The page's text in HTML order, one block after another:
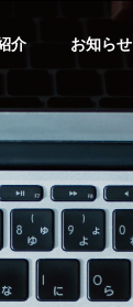
介 お知らせ